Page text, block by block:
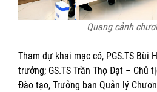
Quang cảnh
Tham dự khai mạc có, PGS.TS Bùi
trưởng; GS.TS Trần Thọ Đạt – Chủ
Đào tạo, Trưởng ban Quản lý